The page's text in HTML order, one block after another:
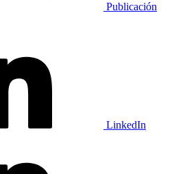
Publicación
LinkedIn